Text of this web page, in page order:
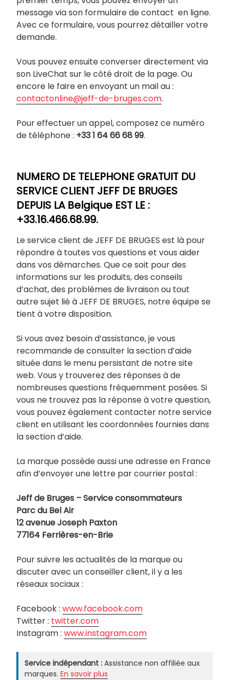
message via son formulaire de contact en ligne.
Avec ce formulaire, vous pourrez détailler votre
demande.
Vous pouvez ensuite converser directement via
son LiveChat sur le côté droit de la page. Ou
encore le faire en envoyant un mail au :
contactonline@jeff-de-bruges.com.
Pour effectuer un appel, composez ce numéro
de téléphone : +33 1 64 66 68 99.
NUMERO DE TELEPHONE GRATUIT DU
SERVICE CLIENT JEFF DE BRUGES
DEPUIS LA Belgique EST LE :
+33.16.466.68.99.
Le service client de JEFF DE BRUGES est là pour
répondre à toutes vos questions et vous aider
dans vos démarches. Que ce soit pour des
informations sur les produits, des conseils
d’achat, des problèmes de livraison ou tout
autre sujet lié à JEFF DE BRUGES, notre équipe se
tient à votre disposition.
Si vous avez besoin d’assistance, je vous
recommande de consulter la section d’aide
située dans le menu persistant de notre site
web. Vous y trouverez des réponses à de
nombreuses questions fréquemment posées. Si
vous ne trouvez pas la réponse à votre question,
vous pouvez également contacter notre service
client en utilisant les coordonnées fournies dans
la section d’aide.
La marque possède aussi une adresse en France
afin d’envoyer une lettre par courrier postal :
Jeff de Bruges – Service consommateurs
Parc du Bel Air
12 avenue Joseph Paxton
77164 Ferrières-en-Brie
Pour suivre les actualités de la marque ou
discuter avec un conseiller client, il y a les
réseaux sociaux :
Facebook : www.facebook.com
Twitter : twitter.com
Instagram : www.instagram.com
Service indépendant : Assistance non affiliée aux
marques. En savoir plus